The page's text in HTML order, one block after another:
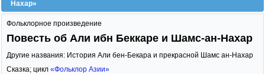
Нахар»
Фольклорное произведение
Повесть об Али ибн Беккаре и Шамс-ан-Нахар
Другие названия: История Али бен-Бекара и прекрасной Шамс ан-Нахар
Сказка; цикл «Фольклор Азии»